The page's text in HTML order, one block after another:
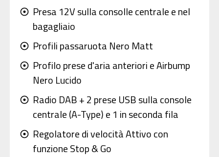
adjust Presa 12V sulla consolle centrale e nel
bagagliaio
adjust Profili passaruota Nero Matt
adjust Profilo prese d'aria anteriori e Airbump
Nero Lucido
adjust Radio DAB + 2 prese USB sulla console
centrale (A-Type) e 1 in seconda fila
adjust Regolatore di velocità Attivo con
funzione Stop & Go